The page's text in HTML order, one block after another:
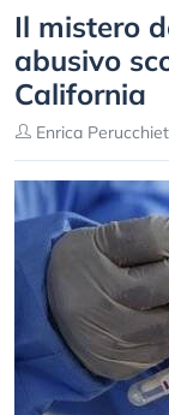
Il mistero
abusivo
California
Enrica